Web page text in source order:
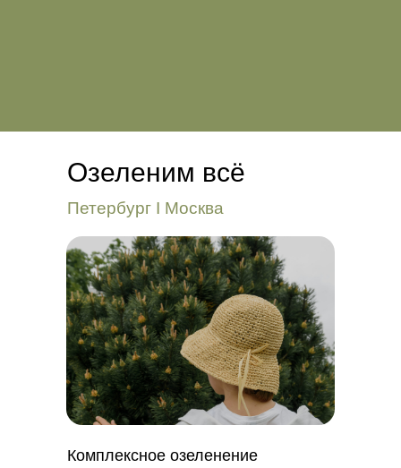
Комплексное озеленение
Петербург I Москва
Озеленим всё